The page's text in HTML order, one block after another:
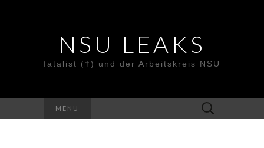
NSU LEAKS
fatalist (†) und der Arbeitskreis NSU
MENU
Suche
nach: